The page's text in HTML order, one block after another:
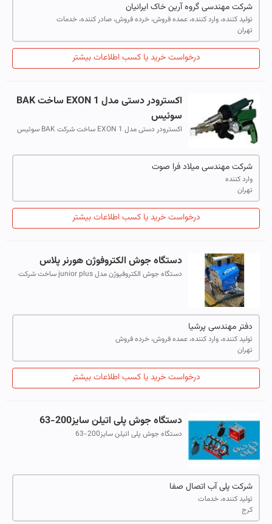
شرکت مهندسی گروه آرین خاک ایرانیان
تولید کننده، وارد کننده، عمده فروش، خرده فروش، صادر کننده، خدمات
تهران
درخواست خرید یا کسب اطلاعات بیشتر
اکسترودر دستی مدل EXON 1 ساخت BAK
سوئیس
اکسترودر دستی مدل EXON 1 ساخت شرکت BAK سوئیس
شرکت مهندسی میلاد فرا صوت
وارد کننده
تهران
درخواست خرید یا کسب اطلاعات بیشتر
دستگاه جوش الکتروفوژن هورنر پلاس
دستگاه جوش الکتروفیوژن مدل junior plus ساخت شرکت
دفتر مهندسی پرشیا
تولید کننده، وارد کننده، عمده فروش، خرده فروش
تهران
درخواست خرید یا کسب اطلاعات بیشتر
دستگاه جوش پلی اتیلن سایز200-63
دستگاه جوش پلی اتیلن سایز200-63
شرکت پلی آب اتصال صفا
تولید کننده، خدمات
کرج